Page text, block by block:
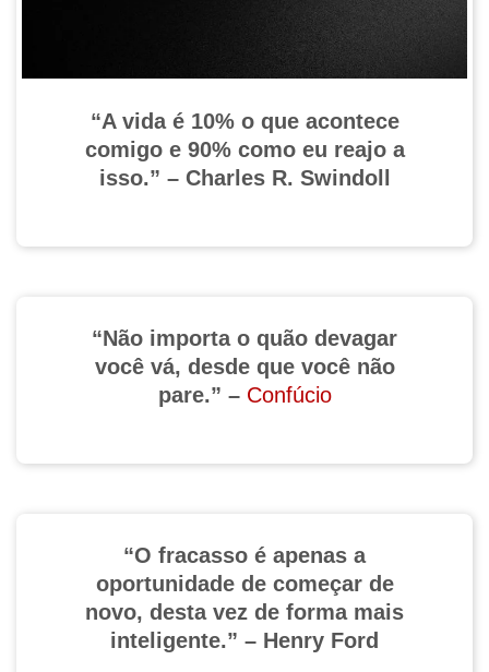
“A vida é 10% o que acontece
comigo e 90% como eu reajo a
isso.” – Charles R. Swindoll
“Não importa o quão devagar
você vá, desde que você não
pare.” – Confúcio
“O fracasso é apenas a
oportunidade de começar de
novo, desta vez de forma mais
inteligente.” – Henry Ford